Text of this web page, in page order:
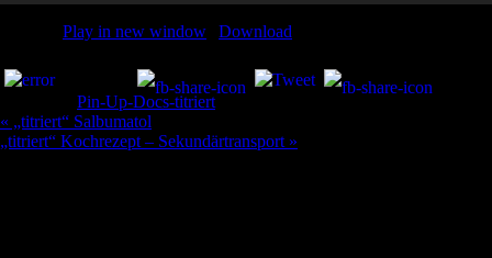
Play in new window
Download
Pin-Up-Docs-titriert
Beitragsnavigation
« „titriert“ Salbumatol
„titriert“ Kochrezept – Sekundärtransport »